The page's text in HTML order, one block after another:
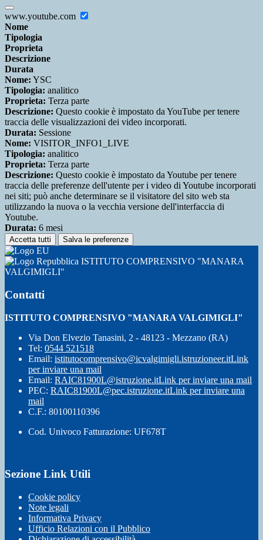
www.youtube.com
Nome
Tipologia
Proprieta
Descrizione
Durata
Nome: YSC
Tipologia: analitico
Proprieta: Terza parte
Descrizione: Questo cookie è impostato da YouTube per tenere
traccia delle visualizzazioni dei video incorporati.
Durata: Sessione
Nome: VISITOR_INFO1_LIVE
Tipologia: analitico
Proprieta: Terza parte
Descrizione: Questo cookie è impostato da Youtube per tenere
traccia delle preferenze dell'utente per i video di Youtube incorporati
nei siti; può anche determinare se il visitatore del sito web sta
utilizzando la nuova o la vecchia versione dell'interfaccia di
Youtube.
Durata: 6 mesi
Accetta tutti Salva le preferenze
ISTITUTO COMPRENSIVO "MANARA
VALGIMIGLI"
Contatti
ISTITUTO COMPRENSIVO "MANARA VALGIMIGLI"
Via Don Elvezio Tanasini, 2 - 48123 - Mezzano (RA)
Tel: 0544 521518
Email: istitutocomprensivo@icvalgimigli.istruzioneer.itLink
per inviare una mail
Email: RAIC81900L@istruzione.itLink per inviare una mail
PEC: RAIC81900L@pec.istruzione.itLink per inviare una
mail
C.F.: 80100110396
Cod. Univoco Fatturazione: UF678T
Sezione Link Utili
Cookie policy
Note legali
Informativa Privacy
Ufficio Relazioni con il Pubblico